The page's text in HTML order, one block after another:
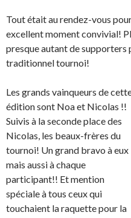
Tout était au rendez-vous
excellent moment convivial!
presque autant de
traditionnel tournoi!
Les grands vainqueurs de
édition sont Noa et Nicolas !!
Suivis à la seconde place des
Nicolas, les beaux-frères du
tournoi! Un grand bravo à eux
mais aussi à chaque
participant!! Et mention
spéciale à tous ceux qui
touchaient la raquette pour la